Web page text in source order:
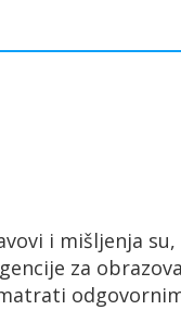
i mišljenja
za